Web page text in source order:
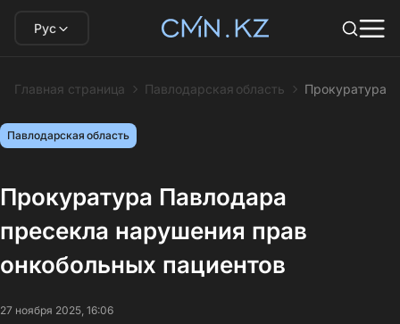
Рус
Главная страница Павлодарская область Прокуратура
Павлодарская область
Прокуратура Павлодара
пресекла нарушения прав
онкобольных пациентов
27 ноября 2025, 16:06